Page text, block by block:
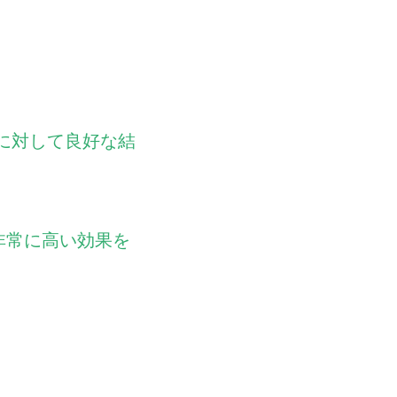
対して良好な結
に高い効果を